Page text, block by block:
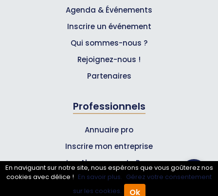
Agenda & Événements
Inscrire un événement
Qui sommes-nous ?
Rejoignez-nous !
Partenaires
Professionnels
Annuaire pro
Inscrire mon entreprise
Les Abonnements Pros
Infos
En naviguant sur notre site, nous espérons que vous goûterez nos
cookies avec délice ! En savoir plus. Gérez votre consentement
sur les cookies.
Ok